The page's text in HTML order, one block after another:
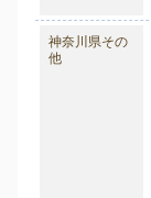
神奈川県その
他